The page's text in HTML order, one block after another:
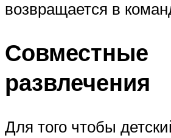
возвращается в
Совместные
развлечения
Для того чтобы